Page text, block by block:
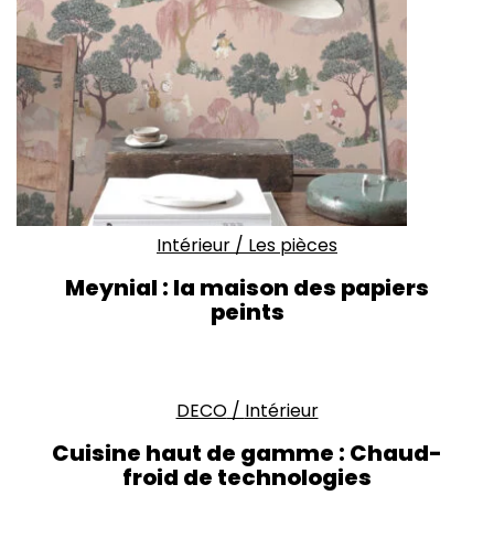
Intérieur / Les pièces
Meynial : la maison des papiers
peints
DECO/ Intérieur
Cuisine haut de gamme : Chaud-
froid de technologies